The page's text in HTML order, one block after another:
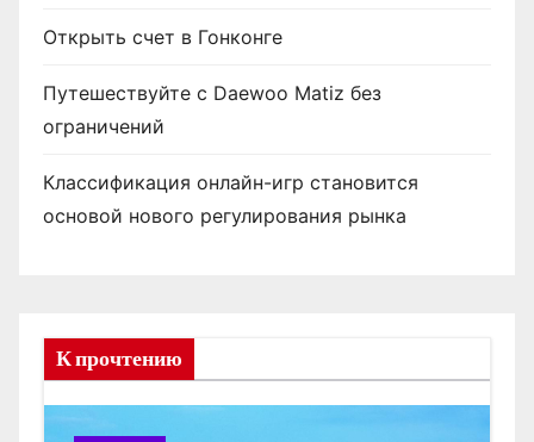
Открыть счет в Гонконге
Путешествуйте с Daewoo Matiz без
ограничений
Классификация онлайн-игр становится
основой нового регулирования рынка
К прочтению